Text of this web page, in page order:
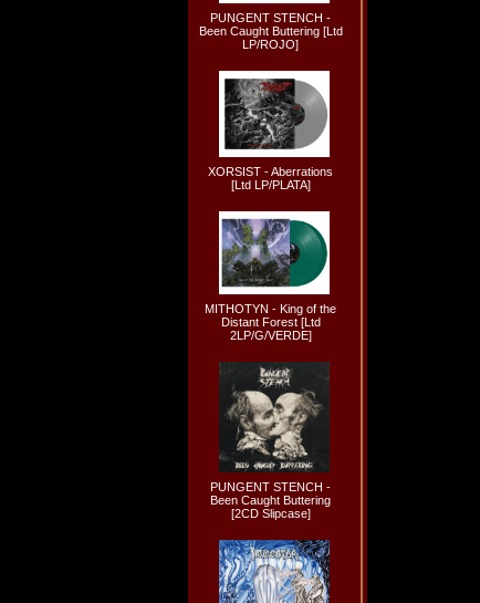
PUNGENT STENCH -
Been Caught Buttering [Ltd
LP/ROJO]
XORSIST - Aberrations
[Ltd LP/PLATA]
MITHOTYN - King of the
Distant Forest [Ltd
2LP/G/VERDE]
PUNGENT STENCH -
Been Caught Buttering
[2CD Slipcase]